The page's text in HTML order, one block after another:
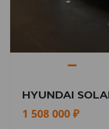
HYUNDAI
1 508 000 ₽